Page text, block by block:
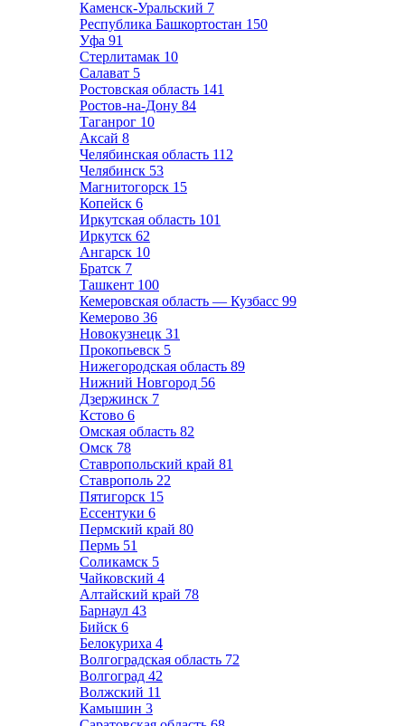
Каменск-Уральский 7
Республика Башкортостан 150
Уфа 91
Стерлитамак 10
Салават 5
Ростовская область 141
Ростов-на-Дону 84
Таганрог 10
Аксай 8
Челябинская область 112
Челябинск 53
Магнитогорск 15
Копейск 6
Иркутская область 101
Иркутск 62
Ангарск 10
Братск 7
Ташкент 100
Кемеровская область — Кузбасс 99
Кемерово 36
Новокузнецк 31
Прокопьевск 5
Нижегородская область 89
Нижний Новгород 56
Дзержинск 7
Кстово 6
Омская область 82
Омск 78
Ставропольский край 81
Ставрополь 22
Пятигорск 15
Ессентуки 6
Пермский край 80
Пермь 51
Соликамск 5
Чайковский 4
Алтайский край 78
Барнаул 43
Бийск 6
Белокуриха 4
Волгоградская область 72
Волгоград 42
Волжский 11
Камышин 3